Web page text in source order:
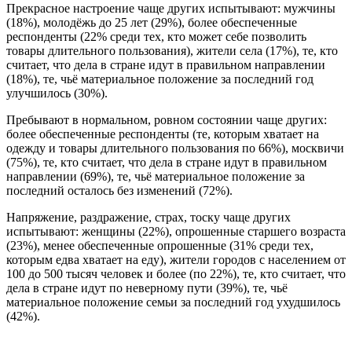
Прекрасное настроение чаще других испытывают: мужчины
(18%), молодёжь до 25 лет (29%), более обеспеченные
респонденты (22% среди тех, кто может себе позволить
товары длительного пользования), жители села (17%), те, кто
считает, что дела в стране идут в правильном направлении
(18%), те, чьё материальное положение за последний год
улучшилось (30%).
Пребывают в нормальном, ровном состоянии чаще других:
более обеспеченные респонденты (те, которым хватает на
одежду и товары длительного пользования по 66%), москвичи
(75%), те, кто считает, что дела в стране идут в правильном
направлении (69%), те, чьё материальное положение за
последний осталось без изменений (72%).
Напряжение, раздражение, страх, тоску чаще других
испытывают: женщины (22%), опрошенные старшего возраста
(23%), менее обеспеченные опрошенные (31% среди тех,
которым едва хватает на еду), жители городов с населением от
100 до 500 тысяч человек и более (по 22%), те, кто считает, что
дела в стране идут по неверному пути (39%), те, чьё
материальное положение семьи за последний год ухудшилось
(42%).